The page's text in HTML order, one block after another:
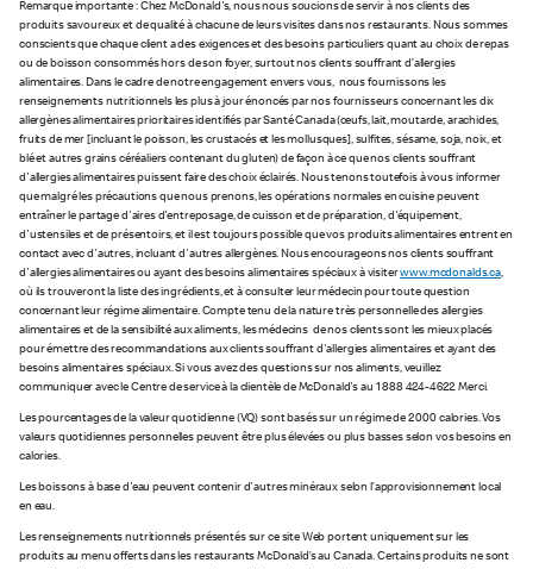
Remarque importante : Chez McDonald's, nous nous soucions de servir à nos clients des
produits savoureux et de qualité à chacune de leurs visites dans nos restaurants. Nous sommes
conscients que chaque client a des exigences et des besoins particuliers quant au choix de repas
ou de boisson consommés hors de son foyer, surtout nos clients souffrant d’allergies
alimentaires. Dans le cadre de notre engagement envers vous, nous fournissons les
renseignements nutritionnels les plus à jour énoncés par nos fournisseurs concernant les dix
allergènes alimentaires prioritaires identifiés par Santé Canada (œufs, lait, moutarde, arachides,
fruits de mer [incluant le poisson, les crustacés et les mollusques], sulfites, sésame, soja, noix, et
blé et autres grains céréaliers contenant du gluten) de façon à ce que nos clients souffrant
d'allergies alimentaires puissent faire des choix éclairés. Nous tenons toutefois à vous informer
que malgré les précautions que nous prenons, les opérations normales en cuisine peuvent
entraîner le partage d'aires d'entreposage, de cuisson et de préparation, d'équipement,
d'ustensiles et de présentoirs, et il est toujours possible que vos produits alimentaires entrent en
contact avec d'autres, incluant d'autres allergènes. Nous encourageons nos clients souffrant
d'allergies alimentaires ou ayant des besoins alimentaires spéciaux à visiterwww.mcdonalds.ca,
où ils trouveront la liste des ingrédients, et à consulter leur médecin pour toute question
concernant leur régime alimentaire. Compte tenu de la nature très personnelle des allergies
alimentaires et de la sensibilité aux aliments, les médecins de nos clients sont les mieux placés
pour émettre des recommandations aux clients souffrant d'allergies alimentaires et ayant des
besoins alimentaires spéciaux. Si vous avez des questions sur nos aliments, veuillez
communiquer avec le Centre de service à la clientèle de McDonald's au 1 888 424-4622. Merci.
Les pourcentages de la valeur quotidienne (VQ) sont basés sur un régime de 2 000 calories. Vos
valeurs quotidiennes personnelles peuvent être plus élevées ou plus basses selon vos besoins en
calories.
Les boissons à base d'eau peuvent contenir d'autres minéraux selon l’approvisionnement local
en eau.
Les renseignements nutritionnels présentés sur ce site Web portent uniquement sur les
produits au menu offerts dans les restaurants McDonald’s au Canada. Certains produits ne sont